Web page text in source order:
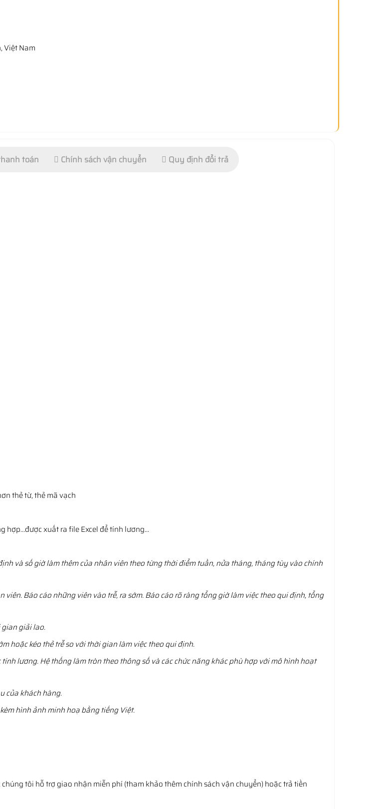
Việt Nam
toán Chính sách vận chuyển Quy định đổi trả
thẻ từ, thẻ mã vạch
hợp…được xuất ra file Excel để tính lương…
và số giờ làm thêm của nhân viên theo từng thời điểm tuần, nửa tháng, tháng tùy vào chính
Báo cáo những viên vào trễ, ra sớm. Báo cáo rõ ràng tổng giờ làm việc theo qui định, tổng
giải lao.
hoặc kéo thẻ trễ so với thời gian làm việc theo qui định.
lương. Hệ thống làm tròn theo thông số và các chức năng khác phù hợp với mô hình hoạt
của khách hàng.
hình ảnh minh hoạ bằng tiếng Việt.
tôi hỗ trợ giao nhận miễn phí (tham khảo thêm chính sách vận chuyển) hoặc trả tiền